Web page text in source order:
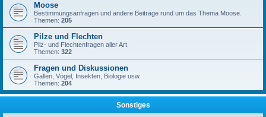
Moose
Bestimmungsanfragen und andere Beiträge rund um das Thema Moose.
Themen: 205
Pilze und Flechten
Pilz- und Flechtenfragen aller Art.
Themen: 322
Fragen und Diskussionen
Gallen, Vögel, Insekten, Biologie usw.
Themen: 204
Sonstiges